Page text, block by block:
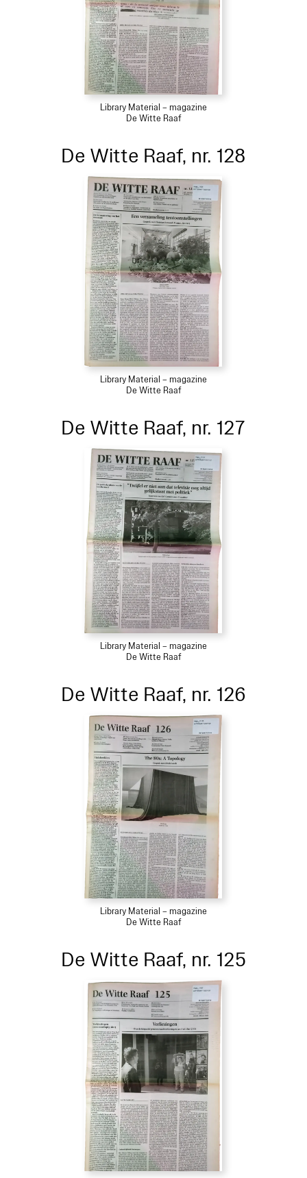
Library Material – magazine
De Witte Raaf
De Witte Raaf, nr. 128
Library Material – magazine
De Witte Raaf
De Witte Raaf, nr. 127
Library Material – magazine
De Witte Raaf
De Witte Raaf, nr. 126
Library Material – magazine
De Witte Raaf
De Witte Raaf, nr. 125